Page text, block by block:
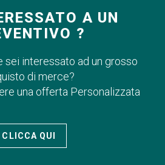
A UN
?
sei interessato ad un grosso
di merce?
una offerta Personalizzata
CLICCA QUI